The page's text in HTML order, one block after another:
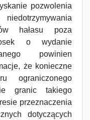
pozwolenia
hałasu poza
o wydanie
powinien
że konieczne
ograniczonego
granic takiego
przeznaczenia
dotyczących